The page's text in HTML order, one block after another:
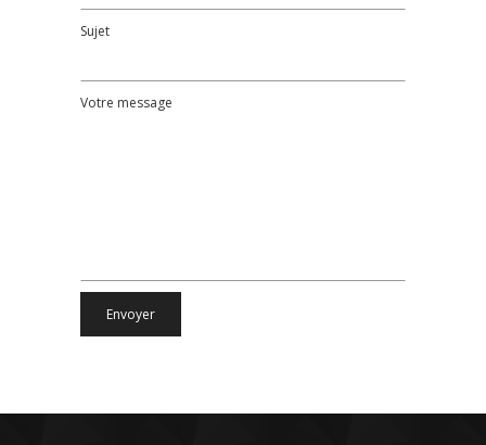
Sujet
Votre message